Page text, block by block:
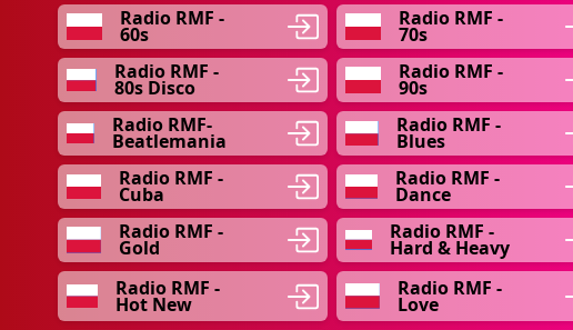
Radio RMF -
60s
Radio RMF -
70s
Radio RMF -
80s Disco
Radio RMF -
90s
Radio RMF-
Beatlemania
Radio RMF -
Blues
Radio RMF -
Cuba
Radio RMF -
Dance
Radio RMF -
Gold
Radio RMF -
Hard & Heavy
Radio RMF -
Hot New
Radio RMF -
Love